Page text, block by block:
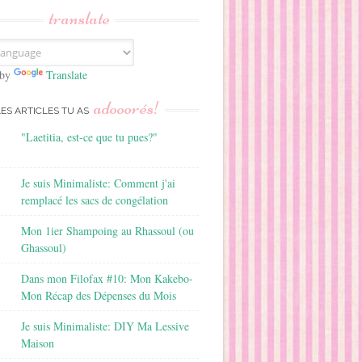
translate
Translate
ARTICLES TU AS adooorés!
"Laetitia, est-ce que tu pues?"
Je suis Minimaliste: Comment j'ai
remplacé les sacs de congélation
Mon 1ier Shampoing au Rhassoul (ou
Ghassoul)
Dans mon Filofax #10: Mon Kakebo-
Mon Récap des Dépenses du Mois
Je suis Minimaliste: DIY Ma Lessive
Maison